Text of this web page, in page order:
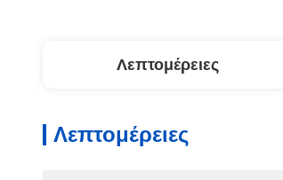
Λεπτομέρειες
Λεπτομέρειες